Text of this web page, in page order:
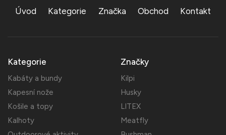
Úvod Kategorie Značka Obchod Kontakt
Kategorie
Kabáty a bundy
Kapesní nože
Košile a topy
Kalhoty
Značky
Kilpi
Husky
LITEX
Meatfly